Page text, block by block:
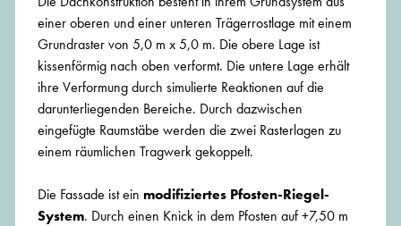
einer oberen und einer unteren Trägerrostlage mit einem
Grundraster von 5,0 m x 5,0 m. Die obere Lage ist
kissenförmig nach oben verformt. Die untere Lage erhält
ihre Verformung durch simulierte Reaktionen auf die
darunterliegenden Bereiche. Durch dazwischen
eingefügte Raumstäbe werden die zwei Rasterlagen zu
einem räumlichen Tragwerk gekoppelt.
Die Fassade ist ein modifiziertes Pfosten-Riegel-
System. Durch einen Knick in dem Pfosten auf +7,50 m